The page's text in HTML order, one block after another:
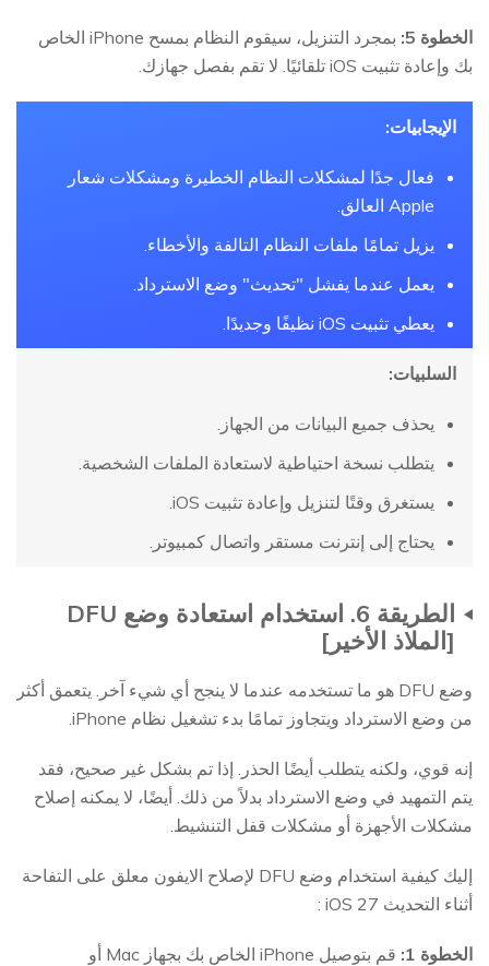
الخطوة 5:
بمجرد التنزيل، سيقوم النظام بمسح iPhone الخاص
بك وإعادة تثبيت iOS تلقائيًا. لا تقم بفصل جهازك.
الإيجابيات:
فعال جدًا لمشكلات النظام الخطيرة ومشكلات شعار
Apple العالق.
يزيل تمامًا ملفات النظام التالفة والأخطاء.
يعمل عندما يفشل "تحديث" وضع الاسترداد.
يعطي تثبيت iOS نظيفًا وجديدًا.
السلبيات:
يحذف جميع البيانات من الجهاز.
يتطلب نسخة احتياطية لاستعادة الملفات الشخصية.
يستغرق وقتًا لتنزيل وإعادة تثبيت iOS.
يحتاج إلى إنترنت مستقر واتصال كمبيوتر.
الطريقة 6. استخدام استعادة وضع DFU
[الملاذ الأخير]
وضع DFU هو ما تستخدمه عندما لا ينجح أي شيء آخر. يتعمق أكثر
من وضع الاسترداد ويتجاوز تمامًا بدء تشغيل نظام iPhone.
إنه قوي، ولكنه يتطلب أيضًا الحذر. إذا تم بشكل غير صحيح، فقد
يتم التمهيد في وضع الاسترداد بدلاً من ذلك. أيضًا، لا يمكنه إصلاح
مشكلات الأجهزة أو مشكلات قفل التنشيط.
إليك كيفية استخدام وضع DFU لإصلاح الايفون معلق على التفاحة
أثناء التحديث iOS 27 :
الخطوة 1:
قم بتوصيل iPhone الخاص بك بجهاز Mac أو